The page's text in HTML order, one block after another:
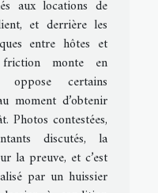
aux locations de
et derrière les
entre hôtes et
monte en
certains
moment d’obtenir
Photos contestées,
discutés, la
la preuve, et c’est
par un huissier